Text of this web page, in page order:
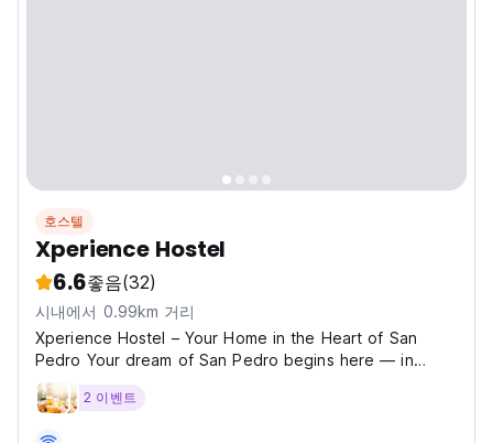
호스텔
Xperience Hostel
6.6좋음(32)
시내에서 0.99km 거리
Xperience Hostel – Your Home in the Heart of San
Pedro Your dream of San Pedro begins here — in
warmth, in connection, in wonder. At Xperience Hostel,
we don’t just offer a place to stay — we promise you
2 이벤트